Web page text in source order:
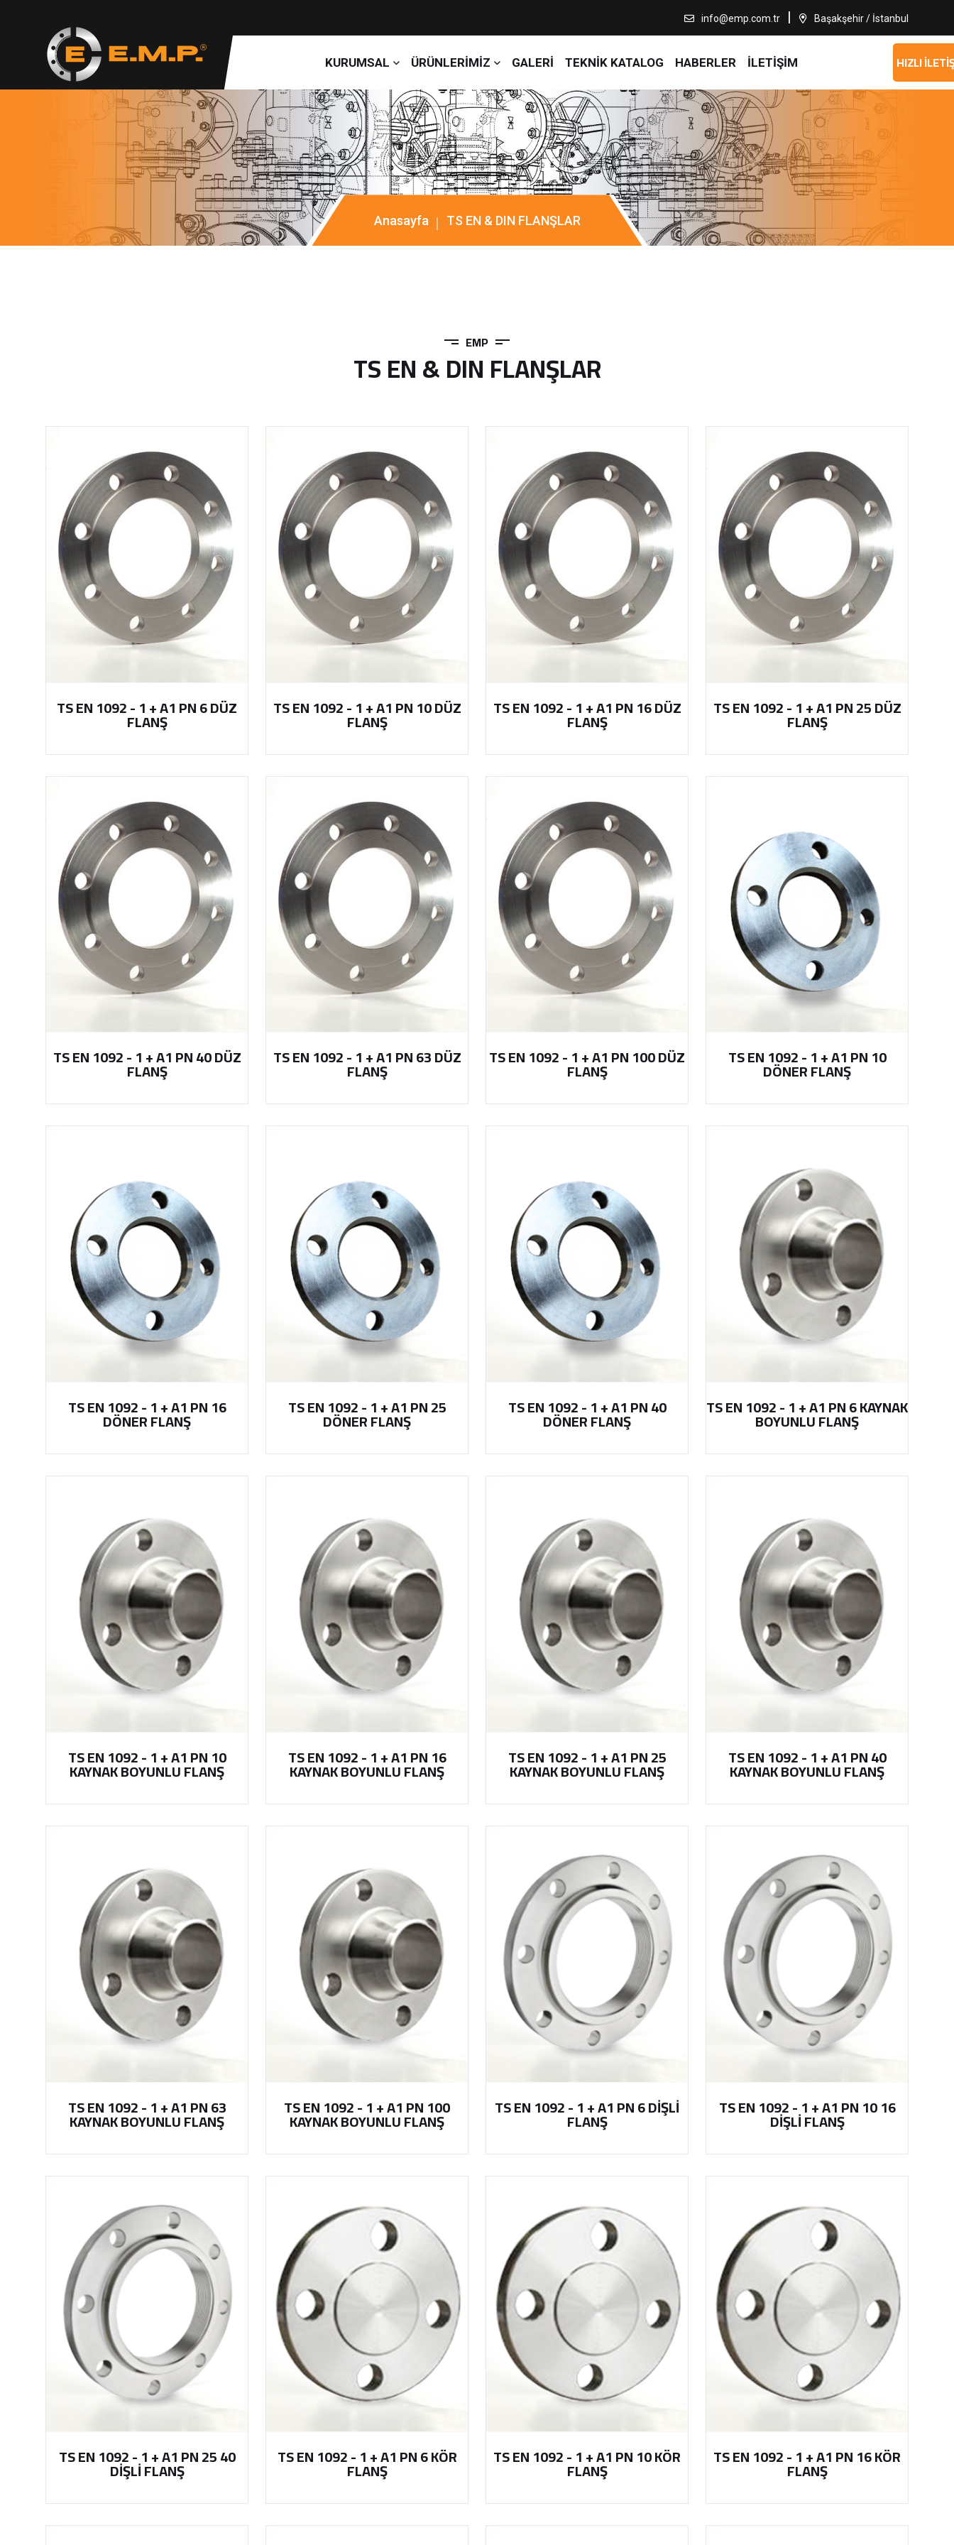
info@emp.com.tr Başakşehir / İstanbul
KURUMSAL ÜRÜNLERİMİZ GALERİ TEKNİK KATALOG HABERLER İLETİŞİM HIZLI
Anasayfa TS EN & DIN FLANŞLAR
EMP
TS EN & DIN FLANŞLAR
TS EN 1092 - 1 + A1 PN 6 DÜZ
FLANŞ
TS EN 1092 - 1 + A1 PN 10 DÜZ
FLANŞ
TS EN 1092 - 1 + A1 PN 16 DÜZ
FLANŞ
TS EN 1092 - 1 + A1 PN 25 DÜZ
FLANŞ
TS EN 1092 - 1 + A1 PN 40 DÜZ
FLANŞ
TS EN 1092 - 1 + A1 PN 63 DÜZ
FLANŞ
TS EN 1092 - 1 + A1 PN 100 DÜZ
FLANŞ
TS EN 1092 - 1 + A1 PN 10
DÖNER FLANŞ
TS EN 1092 - 1 + A1 PN 16
DÖNER FLANŞ
TS EN 1092 - 1 + A1 PN 25
DÖNER FLANŞ
TS EN 1092 - 1 + A1 PN 40
DÖNER FLANŞ
TS EN 1092 - 1 + A1 PN 6 KAYNAK
BOYUNLU FLANŞ
TS EN 1092 - 1 + A1 PN 10
KAYNAK BOYUNLU FLANŞ
TS EN 1092 - 1 + A1 PN 16
KAYNAK BOYUNLU FLANŞ
TS EN 1092 - 1 + A1 PN 25
KAYNAK BOYUNLU FLANŞ
TS EN 1092 - 1 + A1 PN 40
KAYNAK BOYUNLU FLANŞ
TS EN 1092 - 1 + A1 PN 63
KAYNAK BOYUNLU FLANŞ
TS EN 1092 - 1 + A1 PN 100
KAYNAK BOYUNLU FLANŞ
TS EN 1092 - 1 + A1 PN 6 DİŞLİ
FLANŞ
TS EN 1092 - 1 + A1 PN 10 16
DİŞLİ FLANŞ
TS EN 1092 - 1 + A1 PN 25 40
DİŞLİ FLANŞ
TS EN 1092 - 1 + A1 PN 6 KÖR
FLANŞ
TS EN 1092 - 1 + A1 PN 10 KÖR
FLANŞ
TS EN 1092 - 1 + A1 PN 16 KÖR
FLANŞ